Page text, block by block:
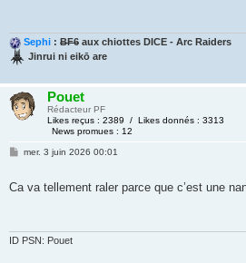
Sephi : BF6 aux chiottes DICE - Arc Raiders
Jinrui ni eikō are
Pouet
Rédacteur PF
Likes reçus : 2389 / Likes donnés : 3313
News promues : 12
mer. 3 juin 2026 00:01
Ca va tellement raler parce que c’est une
ID PSN: Pouet